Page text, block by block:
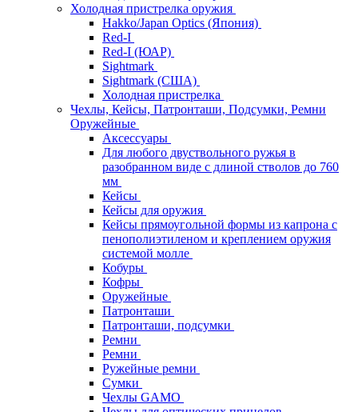
Холодная пристрелка оружия
Hakko/Japan Optics (Япония)
Red-I
Red-I (ЮАР)
Sightmark
Sightmark (США)
Холодная пристрелка
Чехлы, Кейсы, Патронташи, Подсумки, Ремни
Оружейные
Аксессуары
Для любого двуствольного ружья в
разобранном виде с длиной стволов до 760
мм
Кейсы
Кейсы для оружия
Кейсы прямоугольной формы из капрона с
пенополиэтиленом и креплением оружия
системой молле
Кобуры
Кофры
Оружейные
Патронташи
Патронташи, подсумки
Ремни
Ремни
Ружейные ремни
Сумки
Чехлы GAMO